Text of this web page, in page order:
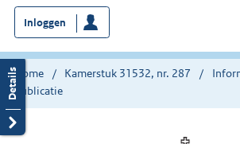
bent
nu
hier:
Inloggen
Home Kamerstuk 31532, nr. 287
publicatie